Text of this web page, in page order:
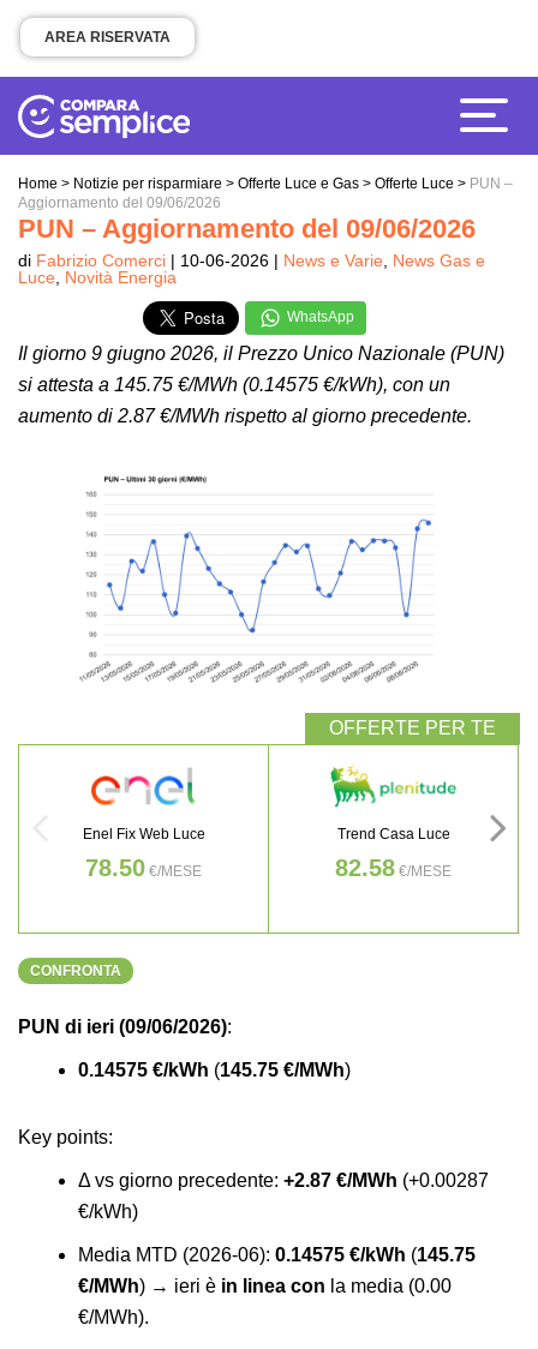
AREA RISERVATA
Home > Notizie per risparmiare > Offerte Luce e Gas > Offerte Luce > PUN –
Aggiornamento del 09/06/2026
PUN – Aggiornamento del 09/06/2026
di Fabrizio Comerci | 10-06-2026 | News e Varie News Gas e
Luce Novità Energia
WhatsApp
Il giorno 9 giugno 2026, il Prezzo Unico Nazionale (PUN)
si attesta a 145.75 €/MWh (0.14575 €/kWh), con un
aumento di 2.87 €/MWh rispetto al giorno precedente.
Enel Fix Web Luce
78.50 €/MESE
Trend Casa Luce
82.58 €/MESE
CONFRONTA
PUN di ieri (09/06/2026):
0.14575 €/kWh (145.75 €/MWh)
Key points:
Δ vs giorno precedente: +2.87 €/MWh (+0.00287
€/kWh)
Media MTD (2026-06): 0.14575 €/kWh (145.75
€/MWh) → ieri è in linea con la media (0.00
€/MWh).